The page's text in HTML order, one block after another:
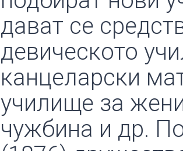
дават се
девическото
канцеларски
училище за
чужбина и др.